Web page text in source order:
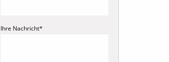
Ihre Nachricht*